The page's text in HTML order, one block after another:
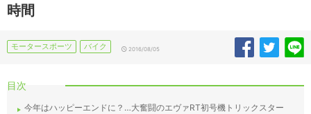
時間
モータースポーツ バイク 2016/08/05
目次
今年はハッピーエンドに？…大奮闘のエヴァRT初号機トリックスター